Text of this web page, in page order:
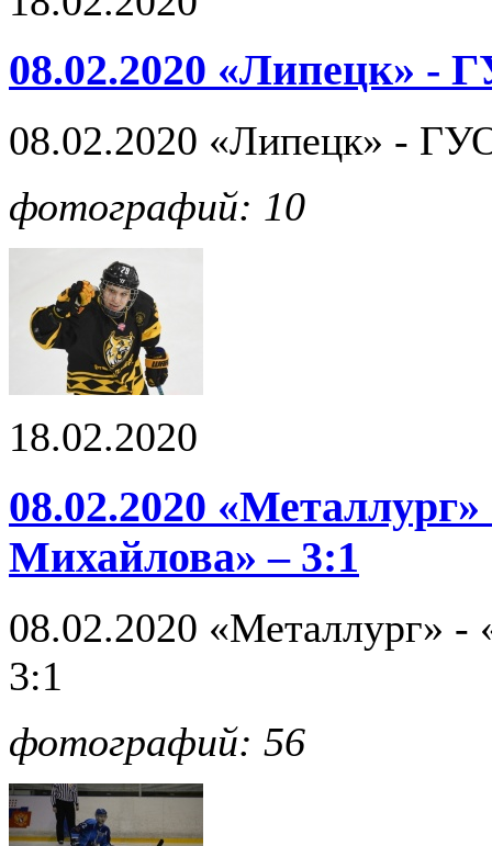
08.02.2020 «Липецк» -
08.02.2020 «Липецк» -
фотографий: 10
18.02.2020
08.02.2020
Михайлова» – 3:1
08.02.2020 «Металлург»
3:1
фотографий: 56